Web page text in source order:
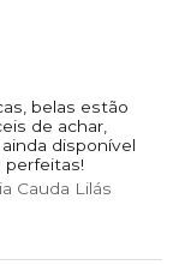
belas estão
de achar,
disponível
perfeitas!
Cauda Lilás